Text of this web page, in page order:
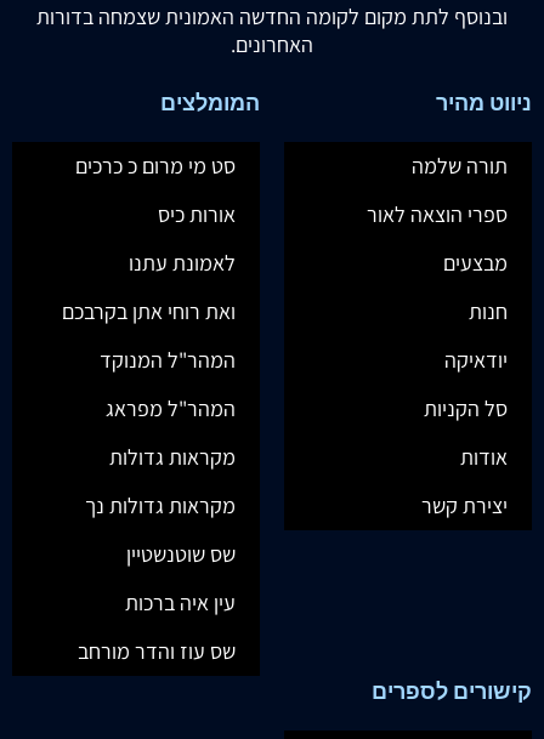
ובנוסף לתת מקום לקומה החדשה האמונית שצמחה בדורות
האחרונים.
ניווט מהיר
תורה שלמה
ספרי הוצאה לאור
מבצעים
חנות
יודאיקה
סל הקניות
אודות
יצירת קשר
המומלצים
סט מי מרום כ כרכים
אורות כיס
לאמונת עתנו
ואת רוחי אתן בקרבכם
המהר"ל המנוקד
המהר"ל מפראג
מקראות גדולות
מקראות גדולות נך
שס שוטנשטיין
עין איה ברכות
שס עוז והדר מורחב
קישורים לספרים